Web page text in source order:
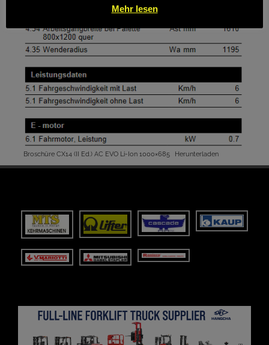
Broschüre CX14 (II Ed.) AC EVO Li-Ion 1000×685 Herunterladen
Mehr lesen